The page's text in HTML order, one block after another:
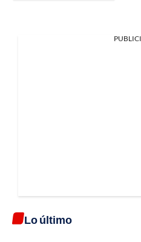
Lo último